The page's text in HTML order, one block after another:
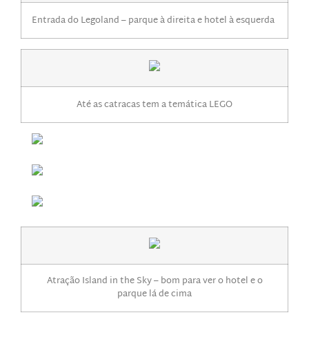
Entrada do Legoland – parque à direita e hotel à esquerda
Até as catracas tem a temática LEGO
Atração Island in the Sky – bom para ver o hotel e o
parque lá de cima